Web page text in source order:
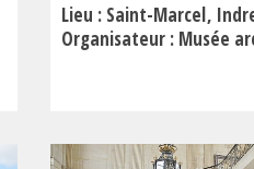
Lieu : Saint-Marcel
Organisateur : Musée